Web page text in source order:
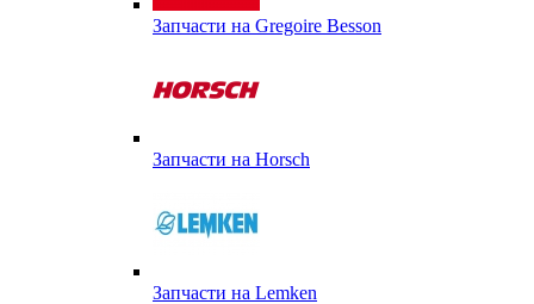
Запчасти на Gregoire Besson
Запчасти на Horsch
Запчасти на Lemken